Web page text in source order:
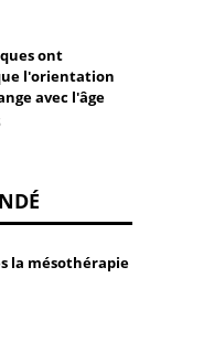
ont
l'orientation
avec l'âge
la mésothérapie